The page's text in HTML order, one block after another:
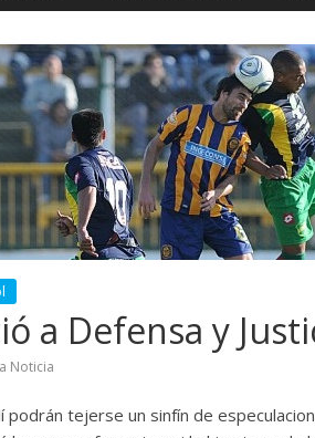
a Defensa y
Noticia
podrán tejerse un sinfín de